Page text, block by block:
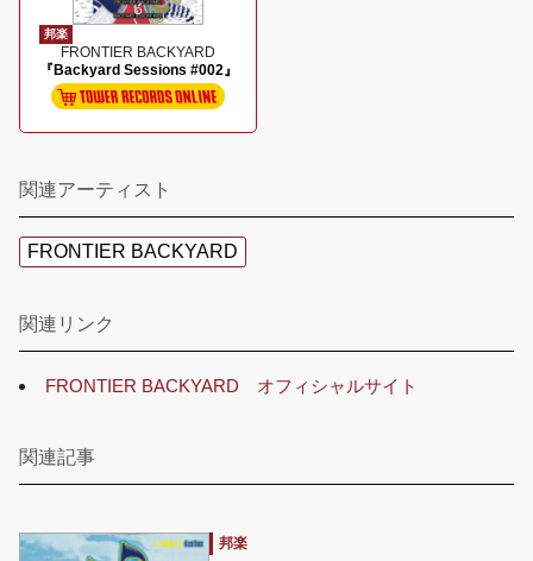
邦楽
FRONTIER BACKYARD
『Backyard Sessions #002』
関連アーティスト
FRONTIER BACKYARD
関連リンク
FRONTIER BACKYARD オフィシャルサイト
関連記事
邦楽